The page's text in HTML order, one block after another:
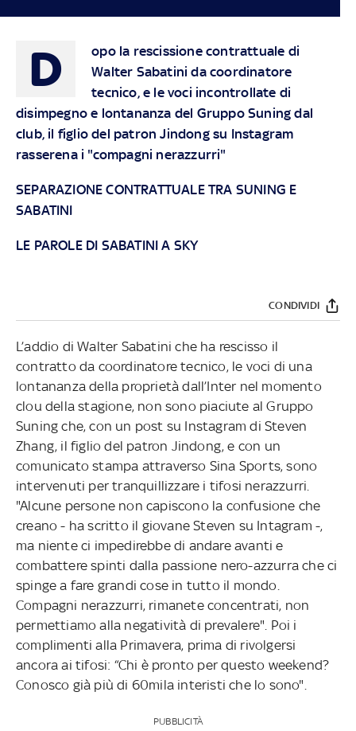
D
opo la rescissione contrattuale di
Walter Sabatini da coordinatore
tecnico, e le voci incontrollate di
disimpegno e lontananza del Gruppo Suning dal
club, il figlio del patron Jindong su Instagram
rasserena i "compagni nerazzurri"
SEPARAZIONE CONTRATTUALE TRA SUNING E
SABATINI
LE PAROLE DI SABATINI A SKY
CONDIVIDI
L’addio di Walter Sabatini che ha rescisso il
contratto da coordinatore tecnico, le voci di una
lontananza della proprietà dall’Inter nel momento
clou della stagione, non sono piaciute al Gruppo
Suning che, con un post su Instagram di Steven
Zhang, il figlio del patron Jindong, e con un
comunicato stampa attraverso Sina Sports, sono
intervenuti per tranquillizzare i tifosi nerazzurri.
"Alcune persone non capiscono la confusione che
creano - ha scritto il giovane Steven su Intagram -,
ma niente ci impedirebbe di andare avanti e
combattere spinti dalla passione nero-azzurra che ci
spinge a fare grandi cose in tutto il mondo.
Compagni nerazzurri, rimanete concentrati, non
permettiamo alla negatività di prevalere". Poi i
complimenti alla Primavera, prima di rivolgersi
ancora ai tifosi: “Chi è pronto per questo weekend?
Conosco già più di 60mila interisti che lo sono".
PUBBLICITÀ